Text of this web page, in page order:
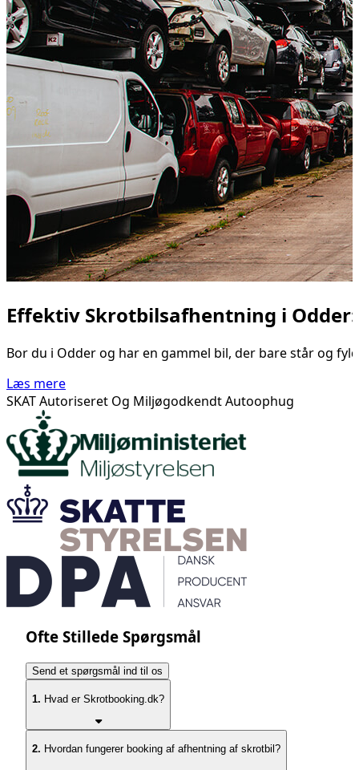
Effektiv Skrotbilsafhentning i
Bor du i Odder og har en gammel bil, der bare står og
Læs mere
SKAT Autoriseret Og Miljøgodkendt Autoophug
Ofte Stillede Spørgsmål
Send et spørgsmål ind til os
1. Hvad er Skrotbooking.dk?
2. Hvordan fungerer booking af afhentning af skrotbil?